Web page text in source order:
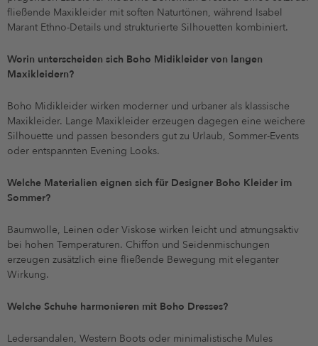
fließende Maxikleider mit soften Naturtönen, während Isabel
Marant Ethno-Details und strukturierte Silhouetten kombiniert.
Worin unterscheiden sich Boho Midikleider von langen
Maxikleidern?
Boho Midikleider wirken moderner und urbaner als klassische
Maxikleider. Lange Maxikleider erzeugen dagegen eine weichere
Silhouette und passen besonders gut zu Urlaub, Sommer-Events
oder entspannten Evening Looks.
Welche Materialien eignen sich für Designer Boho Kleider im
Sommer?
Baumwolle, Leinen oder Viskose wirken leicht und atmungsaktiv
bei hohen Temperaturen. Chiffon und Seidenmischungen
erzeugen zusätzlich eine fließende Bewegung mit eleganter
Wirkung.
Welche Schuhe harmonieren mit Boho Dresses?
Ledersandalen, Western Boots oder minimalistische Mules